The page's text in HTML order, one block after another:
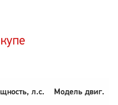
л.с. Модель двиг.